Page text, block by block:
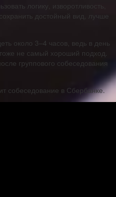
логику, изворотливость,
достойный вид, лучше
около 3–4 часов, ведь в день
не самый хороший подход.
группового собеседования
собеседование в Сбербанке.